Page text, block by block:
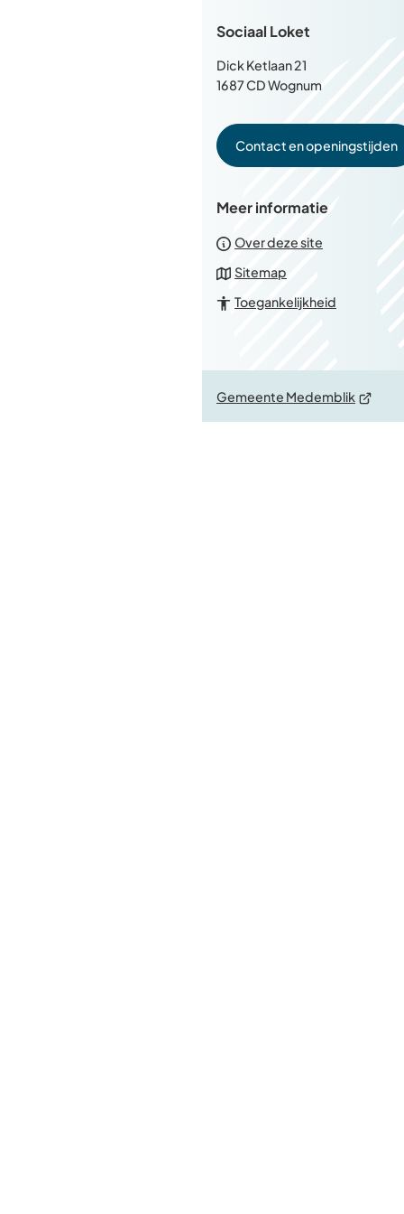
Sociaal Loket
Dick Ketlaan 21
1687 CD Wognum
Contact en openingstijden
Meer informatie
Over deze site
Sitemap
Toegankelijkheid
Gemeente Medemblik